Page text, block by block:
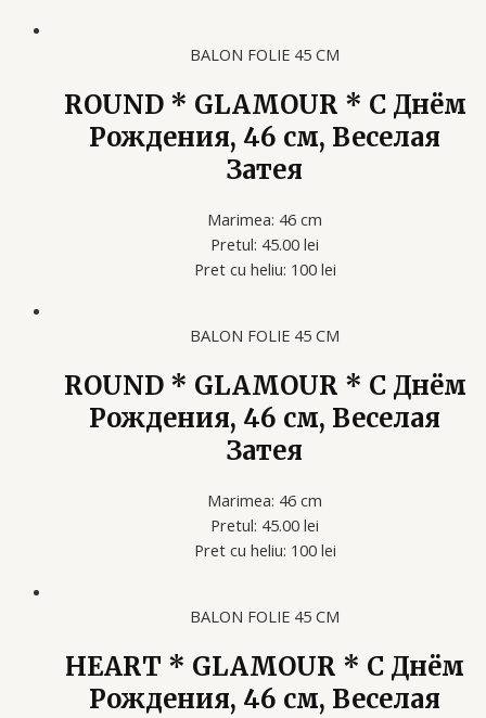
BALON FOLIE 45 CM
ROUND * GLAMOUR * С Днём
Рождения, 46 см, Веселая
Затея
Marimea: 46 cm
Pretul: 45.00 lei
Pret cu heliu: 100 lei
BALON FOLIE 45 CM
ROUND * GLAMOUR * С Днём
Рождения, 46 см, Веселая
Затея
Marimea: 46 cm
Pretul: 45.00 lei
Pret cu heliu: 100 lei
BALON FOLIE 45 CM
HEART * GLAMOUR * С Днём
Рождения, 46 см, Веселая